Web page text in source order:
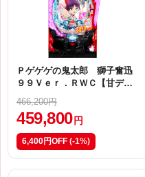
Ｐゲゲゲの鬼太郎 獅子奮迅
９９Ｖｅｒ．ＲＷＣ【甘デ
466,200円
459,800 円
6,400円OFF (-1%)